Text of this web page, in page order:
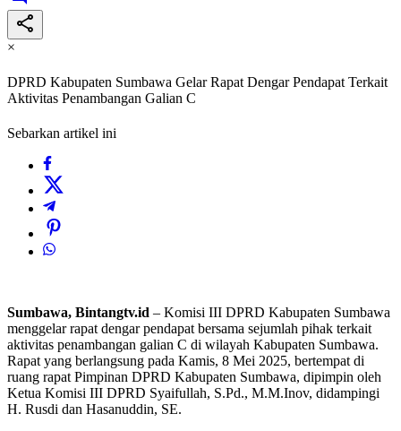
×
DPRD Kabupaten Sumbawa Gelar Rapat Dengar Pendapat Terkait
Aktivitas Penambangan Galian C
Sebarkan artikel ini
Sumbawa, Bintangtv.id – Komisi III DPRD Kabupaten Sumbawa
menggelar rapat dengar pendapat bersama sejumlah pihak terkait
aktivitas penambangan galian C di wilayah Kabupaten Sumbawa.
Rapat yang berlangsung pada Kamis, 8 Mei 2025, bertempat di
ruang rapat Pimpinan DPRD Kabupaten Sumbawa, dipimpin oleh
Ketua Komisi III DPRD Syaifullah, S.Pd., M.M.Inov, didampingi
H. Rusdi dan Hasanuddin, SE.